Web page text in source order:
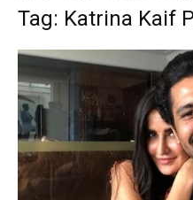
Tag: Katrina Kaif